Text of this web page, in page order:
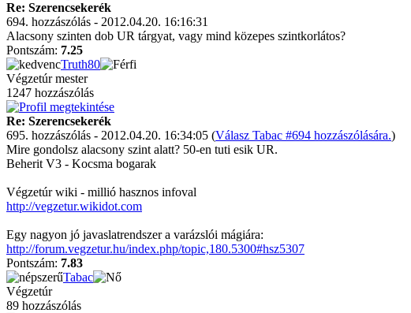
Re: Szerencsekerék
694. hozzászólás - 2012.04.20. 16:16:31
Alacsony szinten dob UR tárgyat, vagy mind közepes szintkorlátos?
Pontszám: 7.25
Truth80
Végzetúr mester
1247 hozzászólás
Re: Szerencsekerék
695. hozzászólás - 2012.04.20. 16:34:05 (Válasz Tabac #694 hozzászólására.)
Mire gondolsz alacsony szint alatt? 50-en tuti esik UR.
Beherit V3 - Kocsma bogarak
Végzetúr wiki - millió hasznos infoval
http://vegzetur.wikidot.com
Egy nagyon jó javaslatrendszer a varázslói mágiára:
http://forum.vegzetur.hu/index.php/topic,180.5300#hsz5307
Pontszám: 7.83
Tabac
Végzetúr
89 hozzászólás